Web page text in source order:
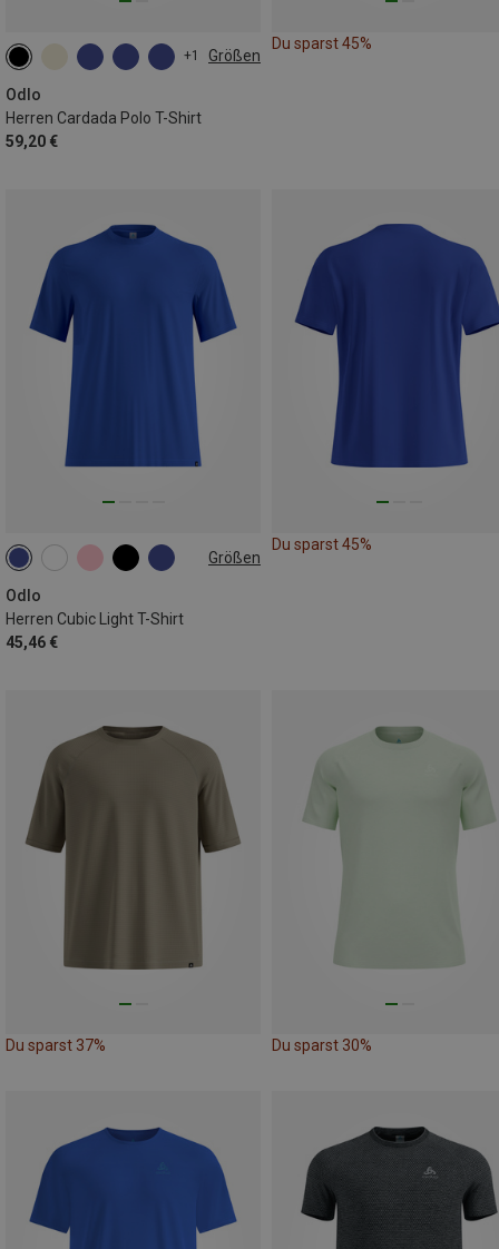
+1 Größen
Odlo
Herren Cardada Polo T-Shirt
59,20 €
S L XL
XXL
3XL
Du sparst 45%
Größen
Odlo
Herren Cubic Light T-Shirt
45,46 €
M L XL
Du sparst 45%
Du sparst 37% Du sparst 30%